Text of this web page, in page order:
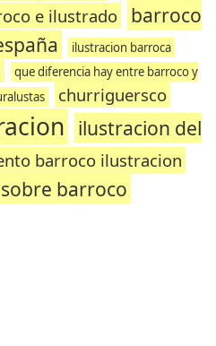
e ilustrado
barroco
ilustracion barroca
que diferencia hay entre barroco y
churriguersco
ilustracion del
barroco ilustracion
barroco